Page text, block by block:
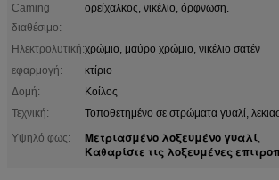
Caming
διαθέσιμο:
ορείχαλκος, νικέλιο, όρφνωση.
Ηλεκτρολυτική:χρώμιο, μαύρο χρώμιο, νικέλιο σατέν
εφαρμογή:
κτίριο
Δομή:
Κοίλος
Τεχνική:
Τοποθετημένο σε στρώματα γυαλί,
Υψηλό φως:
Μετριασμένο λοξευμένο γυαλί,
Καθαρίστε τις λοξευμένες